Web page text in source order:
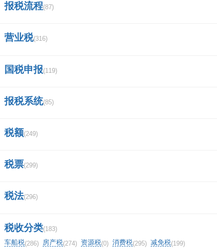
相关评论
报税流程(87)
营业税(316)
国税申报(119)
报税系统(85)
税额(249)
税票(299)
税法(296)
税收分类(183)
车船税(286) 房产税(274) 资源税(0) 消费税(295) 减免税(199)